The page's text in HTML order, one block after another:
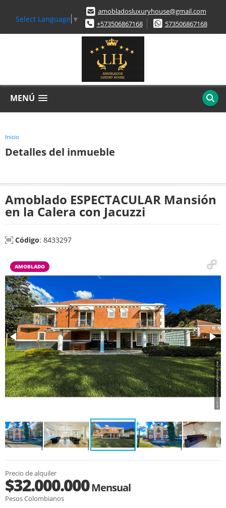
Select Language ▼
amobladosluxuryhouse@gmail.com
+573506867168
573506867168
MENÚ
Inicio
Detalles del inmueble
Amoblado ESPECTACULAR Mansión
en la Calera con Jacuzzi
Código: 8433297
AMOBLADO
Precio de alquiler
$32.000.000Mensual
Pesos Colombianos